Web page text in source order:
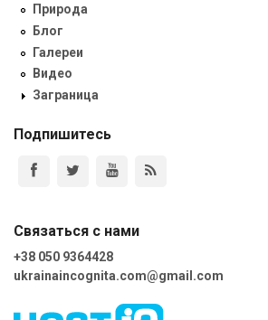
Природа
Блог
Галереи
Видео
Заграница
Подпишитесь
Связаться с нами
+38 050 9364428
ukrainaincognita.com@gmail.com